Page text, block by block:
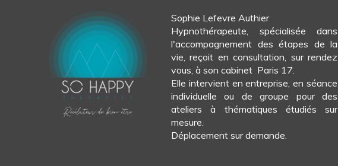
Sophie Lefevre Authier
Hypnothérapeute, spécialisée dans
l'accompagnement des étapes de la
vie, reçoit en consultation, sur rendez
vous, à son cabinet Paris 17.
Elle intervient en entreprise, en séance
individuelle ou de groupe pour des
ateliers à thématiques étudiés sur
mesure.
Déplacement sur demande.